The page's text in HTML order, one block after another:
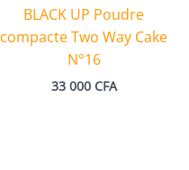
BLACK UP Poudre
compacte Two Way Cake
N°16
33 000 CFA